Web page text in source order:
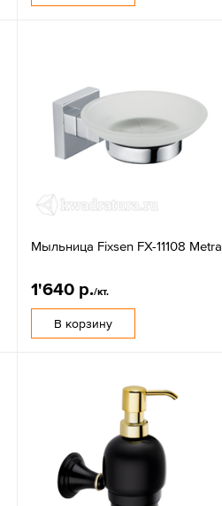
Мыльница Fixsen FX-11108 Metra
1'640 р./кт.
В корзину